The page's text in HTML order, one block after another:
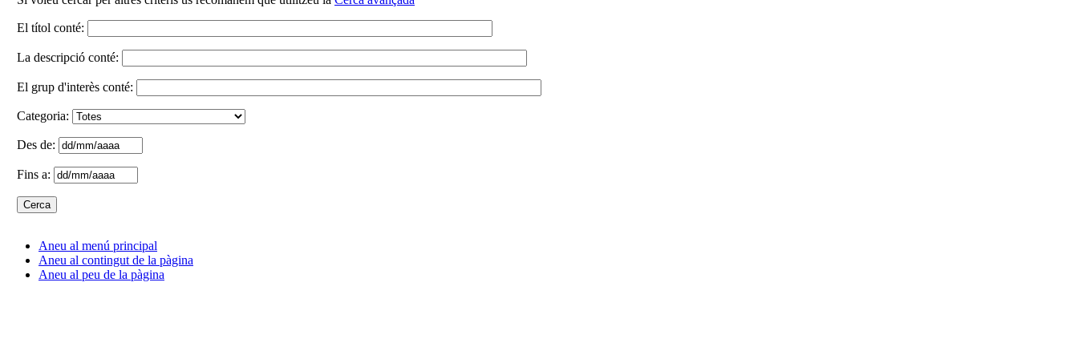
El títol conté:
La descripció conté:
El grup d'interès conté:
Categoria:
Des de:
Fins a:
Aneu al menú principal
Aneu al contingut de la pàgina
Aneu al peu de la pàgina